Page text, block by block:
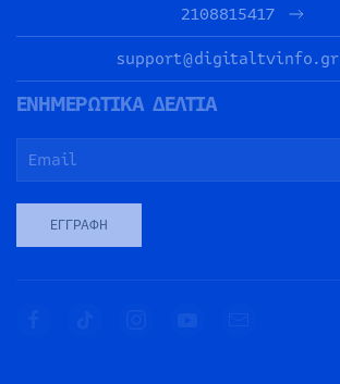
2108815417
support@digitaltvinfo.gr
ΕΝΗΜΕΡΩΤΙΚΑ ΔΕΛΤΙΑ
ΕΓΓΡΑΦΉ